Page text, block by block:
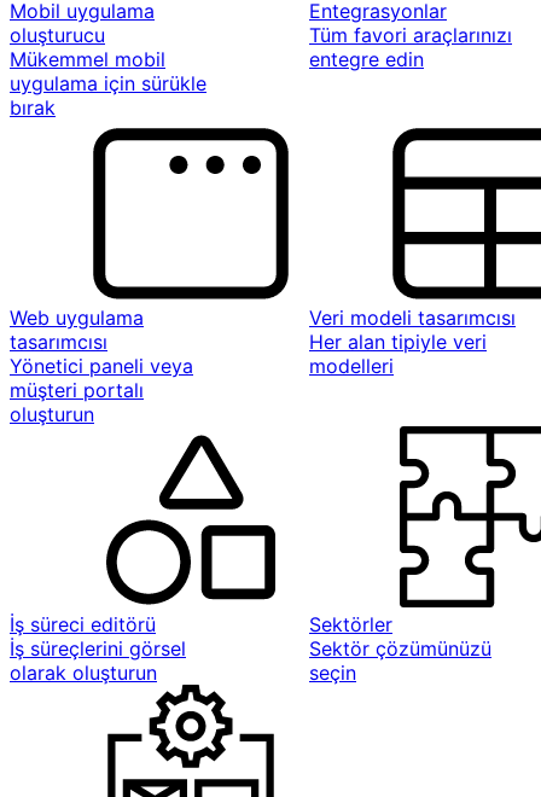
Mobil uygulama
oluşturucu
Mükemmel mobil
uygulama için sürükle
bırak
Entegrasyonlar
Tüm favori araçlarınızı
entegre edin
Web uygulama
tasarımcısı
Yönetici paneli veya
müşteri portalı
oluşturun
Veri modeli tasarımcısı
Her alan tipiyle veri
modelleri
İş süreci editörü
İş süreçlerini görsel
olarak oluşturun
Sektörler
Sektör çözümünüzü
seçin